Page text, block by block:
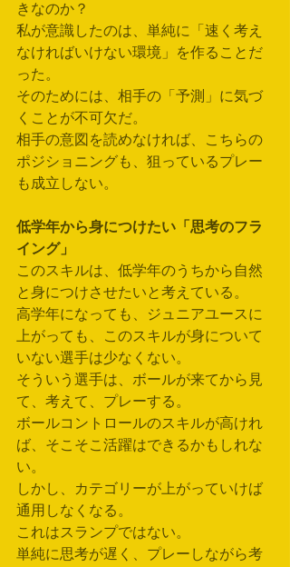
きなのか？
私が意識したのは、単純に「速く考え
なければいけない環境」を作ることだ
った。
そのためには、相手の「予測」に気づ
くことが不可欠だ。
相手の意図を読めなければ、こちらの
ポジショニングも、狙っているプレー
も成立しない。
低学年から身につけたい「思考のフラ
イング」
このスキルは、低学年のうちから自然
と身につけさせたいと考えている。
高学年になっても、ジュニアユースに
上がっても、このスキルが身について
いない選手は少なくない。
そういう選手は、ボールが来てから見
て、考えて、プレーする。
ボールコントロールのスキルが高けれ
ば、そこそこ活躍はできるかもしれな
い。
しかし、カテゴリーが上がっていけば
通用しなくなる。
これはスランプではない。
単純に思考が遅く、プレーしながら考